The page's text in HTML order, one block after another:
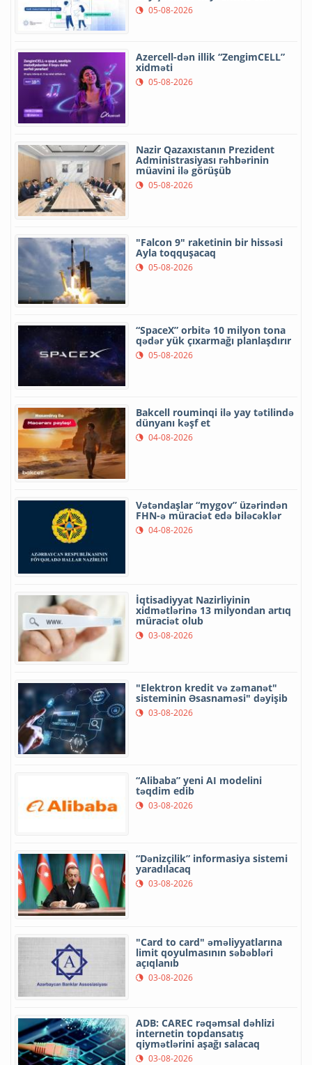
05-08-2026
Azercell-dən illik “ZengimCELL”
xidməti
05-08-2026
Nazir Qazaxıstanın Prezident
Administrasiyası rəhbərinin
müavini ilə görüşüb
05-08-2026
"Falcon 9" raketinin bir hissəsi
Ayla toqquşacaq
05-08-2026
“SpaceX” orbitə 10 milyon tona
qədər yük çıxarmağı planlaşdırır
05-08-2026
Bakcell rouminqi ilə yay tətilində
dünyanı kəşf et
04-08-2026
Vətəndaşlar “mygov” üzərindən
FHN-ə müraciət edə biləcəklər
04-08-2026
İqtisadiyyat Nazirliyinin
xidmətlərinə 13 milyondan artıq
müraciət olub
03-08-2026
"Elektron kredit və zəmanət"
sisteminin Əsasnaməsi" dəyişib
03-08-2026
“Alibaba” yeni AI modelini
təqdim edib
03-08-2026
“Dənizçilik” informasiya sistemi
yaradılacaq
03-08-2026
"Card to card" əməliyyatlarına
limit qoyulmasının səbəbləri
açıqlanıb
03-08-2026
ADB: CAREC rəqəmsal dəhlizi
internetin topdansatış
qiymətlərini aşağı salacaq
03-08-2026